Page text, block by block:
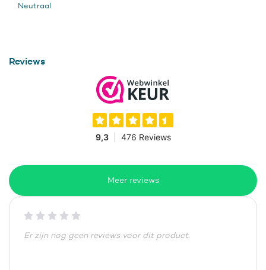
Neutraal
Reviews
Meer reviews
Er zijn nog geen reviews voor dit product.